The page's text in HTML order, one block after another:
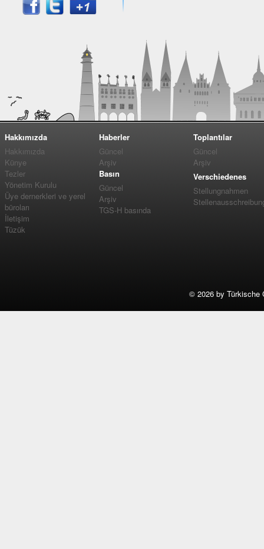
Hakkımızda
Hakkımızda
Künye
Tezler
Yönetim Kurulu
Üye dernerkleri ve yerel
büroları
İletişim
Tüzük
Haberler
Güncel
Arşiv
Basın
Güncel
Arşiv
TGS-H basında
Toplantılar
Güncel
Arşiv
Verschiedenes
Stellungnahmen
© 2026 by Türkische